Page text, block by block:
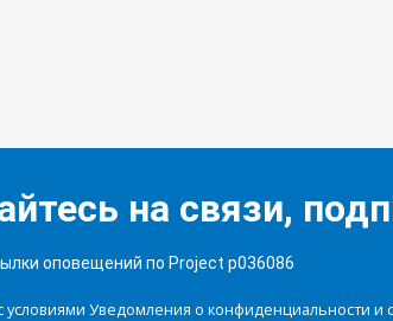
на связи,
оповещений по Project p036086
условиями Уведомления о